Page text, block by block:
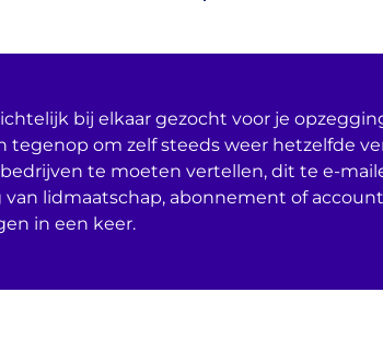
bij elkaar gezocht voor je
tegenop om zelf steeds weer hetzelfde
te moeten vertellen, dit te e-
lidmaatschap, abonnement of
in een keer.